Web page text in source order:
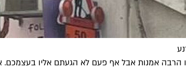
אמנות אבל אף פעם לא הגעתם אליו בעצמכם.